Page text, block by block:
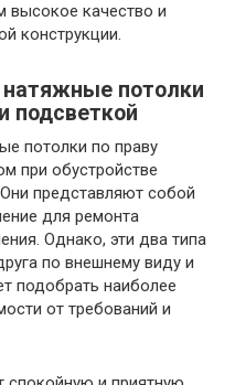
высокое качество и
конструкции.
потолки
подсветкой
потолки по праву
при обустройстве
представляют собой
для ремонта
Однако, эти два типа
по внешнему виду и
подобрать наиболее
от требований и